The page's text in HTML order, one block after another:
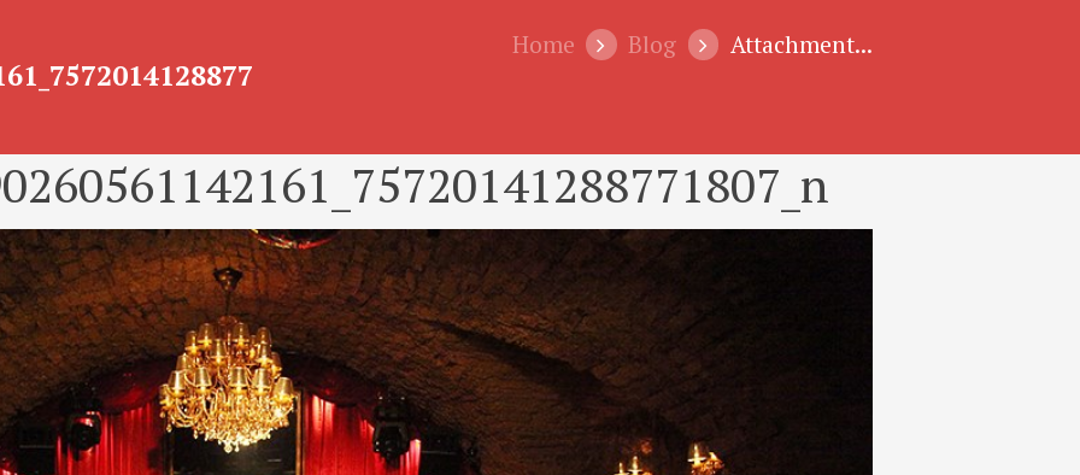
Home Blog Attachment...